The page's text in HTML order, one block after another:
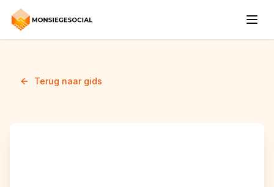
Terug naar gids